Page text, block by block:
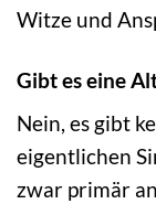
Witze und
Gibt es eine
Nein, es gibt
eigentlichen
zwar primär